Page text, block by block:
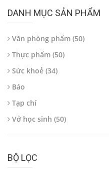
DANH MỤC SẢN PHẨM
Văn phòng phẩm (50)
Thực phẩm (50)
Sức khoẻ (34)
Báo
Tạp chí
Vở học sinh (50)
BỘ LỌC